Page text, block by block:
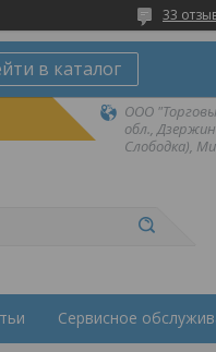
33
в каталог
ООО
обл.,
Слободка),
Сервисное